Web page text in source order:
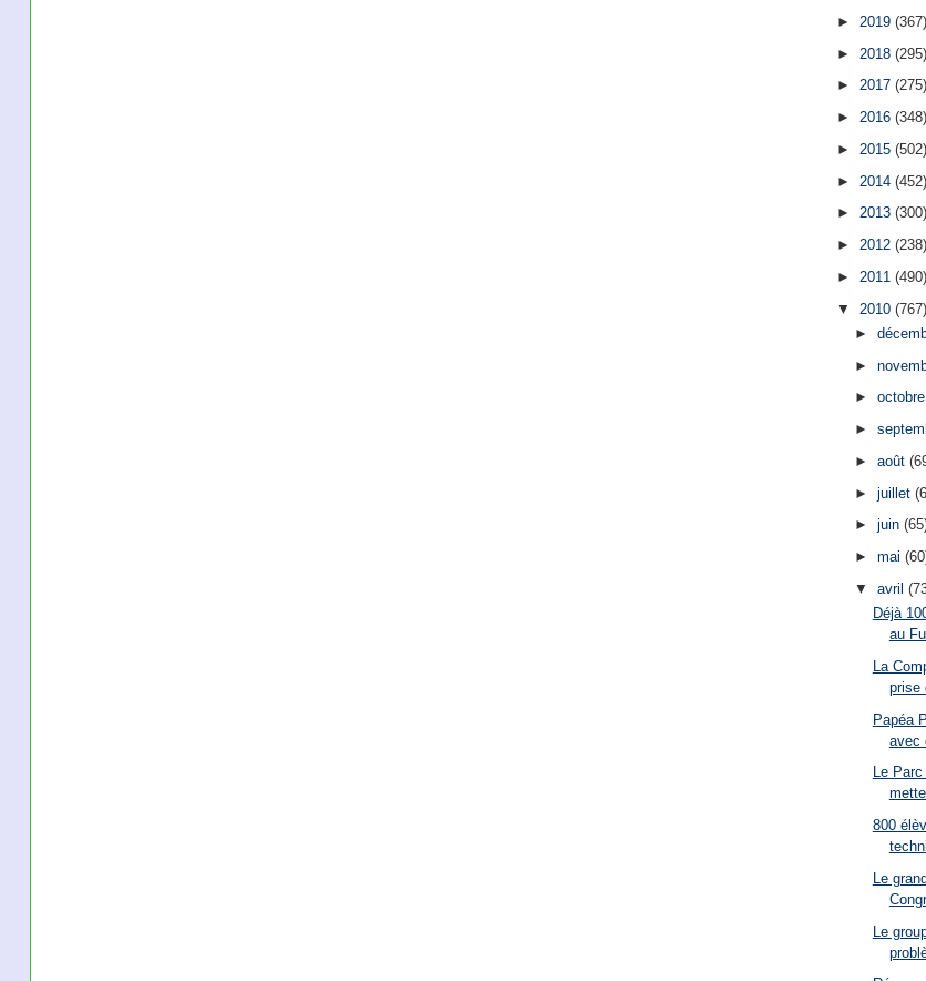
► 2019(367)
► 2018(295)
►2017(275)
►2016(348)
► 2015(502)
► 2014(452)
►2013(300)
►2012(238)
► 2011(490)
▼ 2010(767)
►
►
► octobre
►
► août
► juillet
► juin
► mai
▼ avril
Déjà
au
La
prise
Papéa
avec
Le
800
Le
Le